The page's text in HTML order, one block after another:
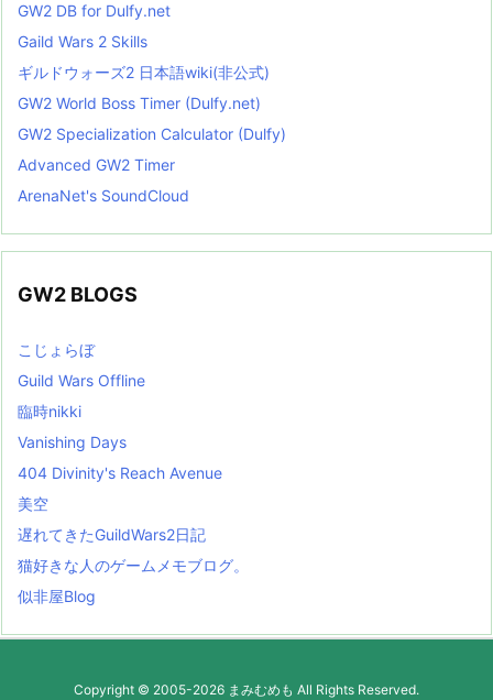
GW2 DB for Dulfy.net
Gaild Wars 2 Skills
ギルドウォーズ2 日本語wiki(非公式)
GW2 World Boss Timer (Dulfy.net)
GW2 Specialization Calculator (Dulfy)
Advanced GW2 Timer
ArenaNet's SoundCloud
GW2 BLOGS
こじょらぼ
Guild Wars Offline
臨時nikki
Vanishing Days
404 Divinity's Reach Avenue
美空
遅れてきたGuildWars2日記
猫好きな人のゲームメモブログ。
似非屋Blog
Copyright © 2005-2026 まみむめも All Rights Reserved.